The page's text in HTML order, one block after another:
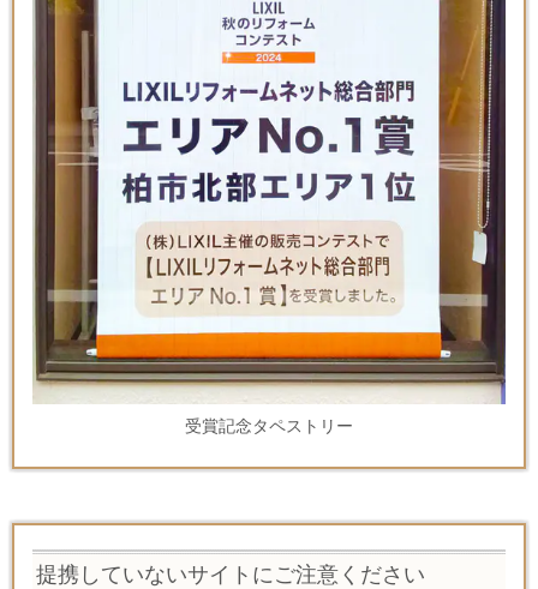
受賞記念タペストリー
提携していないサイトにご注意ください